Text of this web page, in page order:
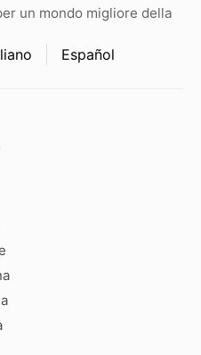
un mondo migliore della
Español